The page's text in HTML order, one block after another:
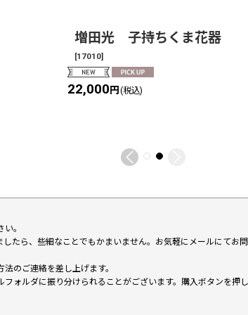
増田光 子持ちくま花器
[17010]
22,000円 (税込)
。
ら、些細なことでもかまいません。お気軽にメールにてお問
のご連絡を差し上げます。
ォルダに振り分けられることがございます。購入ボタンを